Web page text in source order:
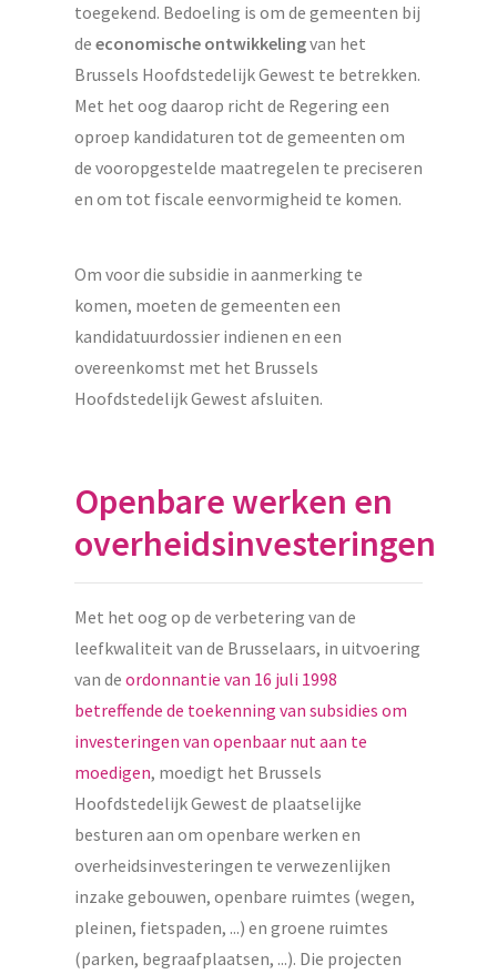
toegekend. Bedoeling is om de gemeenten bij
de economische ontwikkelingvan het
Brussels Hoofdstedelijk Gewest te betrekken.
Met het oog daarop richt de Regering een
oproep kandidaturen tot de gemeenten om
de vooropgestelde maatregelen te preciseren
en om tot fiscale eenvormigheid te komen.
Om voor die subsidie in aanmerking te
komen, moeten de gemeenten een
kandidatuurdossier indienen en een
overeenkomst met het Brussels
Hoofdstedelijk Gewest afsluiten.
Openbare werken en
overheidsinvesteringen
Met het oog op de verbetering van de
leefkwaliteit van de Brusselaars, in uitvoering
van de ordonnantie van 16 juli 1998
betreffende de toekenning van subsidies om
investeringen van openbaar nut aan te
moedigen, moedigt het Brussels
Hoofdstedelijk Gewest de plaatselijke
besturen aan om openbare werken en
overheidsinvesteringen te verwezenlijken
inzake gebouwen, openbare ruimtes (wegen,
pleinen, fietspaden, ...) en groene ruimtes
(parken, begraafplaatsen, ...). Die projecten